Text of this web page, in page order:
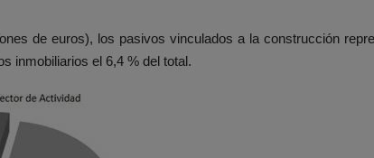
de euros), los pasivos vinculados a la construcción
inmobiliarios el 6,4 % del total.